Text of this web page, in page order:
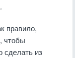
правило,
чтобы
сделать из